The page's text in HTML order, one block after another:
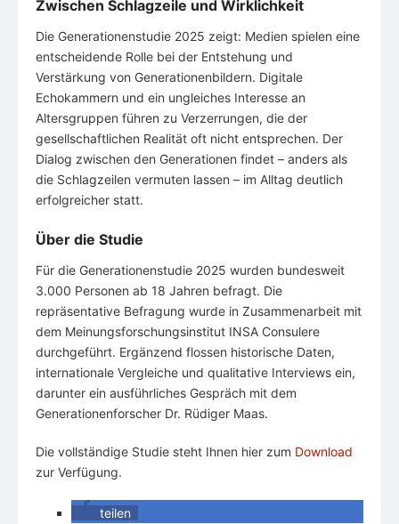
Zwischen Schlagzeile und Wirklichkeit
Die Generationenstudie 2025 zeigt: Medien spielen eine
entscheidende Rolle bei der Entstehung und
Verstärkung von Generationenbildern. Digitale
Echokammern und ein ungleiches Interesse an
Altersgruppen führen zu Verzerrungen, die der
gesellschaftlichen Realität oft nicht entsprechen. Der
Dialog zwischen den Generationen findet – anders als
die Schlagzeilen vermuten lassen – im Alltag deutlich
erfolgreicher statt.
Über die Studie
Für die Generationenstudie 2025 wurden bundesweit
3.000 Personen ab 18 Jahren befragt. Die
repräsentative Befragung wurde in Zusammenarbeit mit
dem Meinungsforschungsinstitut INSA Consulere
durchgeführt. Ergänzend flossen historische Daten,
internationale Vergleiche und qualitative Interviews ein,
darunter ein ausführliches Gespräch mit dem
Generationenforscher Dr. Rüdiger Maas.
Die vollständige Studie steht Ihnen hier zum Download
zur Verfügung.
teilen